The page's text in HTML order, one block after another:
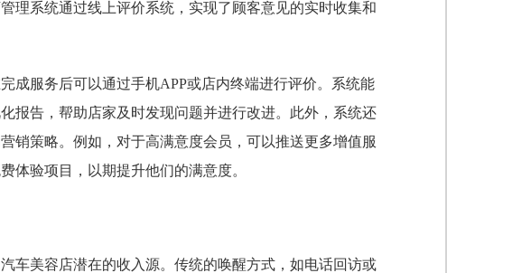
理系统通过线上评价系统，实现了顾客意见的实时收集和
成服务后可以通过手机APP或店内终端进行评价。系统能
报告，帮助店家及时发现问题并进行改进。此外，系统还
销策略。例如，对于高满意度会员，可以推送更多增值服
体验项目，以期提升他们的满意度。
车美容店潜在的收入源。传统的唤醒方式，如电话回访或